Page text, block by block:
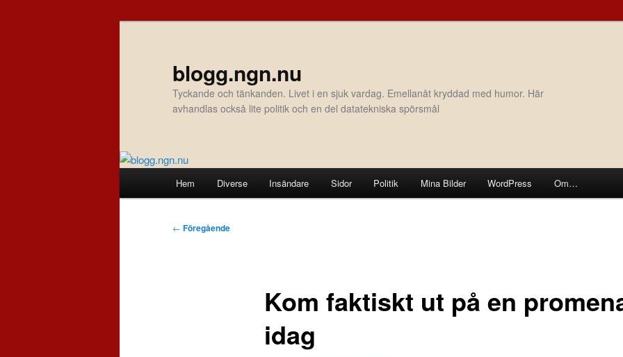
blogg.ngn.nu
Tyckande och tänkanden. Livet i en sjuk vardag. Emellanåt kryddad med humor. Här
avhandlas också lite politik och en del datatekniska spörsmål
Hem Diverse Insändare Sidor Politik Mina Bilder WordPress Om…
Inläggsnavigering
← Föregående
Kom faktiskt ut på en
idag